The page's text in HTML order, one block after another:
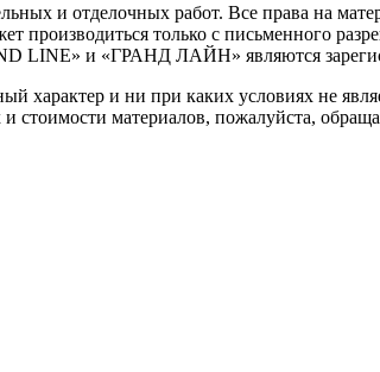
и отделочных работ. Все права на
производиться только с письменного
LINE» и «ГРАНД ЛАЙН» являются
характер и ни при каких условиях не
стоимости материалов, пожалуйста,